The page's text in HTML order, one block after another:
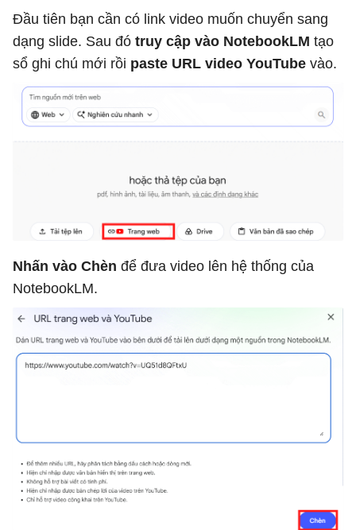
Đầu tiên bạn cần có link video muốn chuyển sang
dạng slide. Sau đó truy cập vào NotebookLM tạo
sổ ghi chú mới rồi paste URL video YouTube vào.
Nhấn vào Chèn để đưa video lên hệ thống của
NotebookLM.